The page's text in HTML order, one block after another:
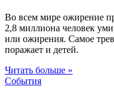
Во всем мире ожирение
2,8 миллиона человек
или ожирения. Самое
поражает и детей.
Читать больше »
События